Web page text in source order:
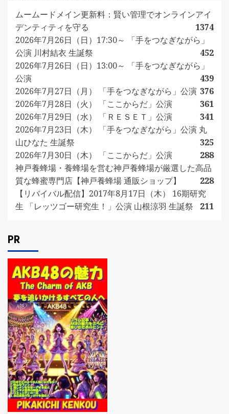
ムームードメイン更新料：賢い管理でオンラインアイ
デンティティを守る
1374
2026年7月26日（日）17:30～ 「手をつなぎながら」
公演 川村結衣 生誕祭
452
2026年7月26日（日）13:00～ 「手をつなぎながら」
公演
439
2026年7月27日（月） 「手をつなぎながら」公演 376
2026年7月28日（火） 「ここからだ」公演
361
2026年7月29日（水） 「ＲＥＳＥＴ」公演
341
2026年7月23日（木） 「手をつなぎながら」公演 丸
山ひなた 生誕祭
325
2026年7月30日（木） 「ここからだ」公演
288
神戸養蜂場・養蜂場を営む神戸養蜂場が厳選した高品
質な蜂蜜専門店【神戸養蜂場 通販ショップ】
228
【リバイバル配信】2017年8月17日（木） 16期研究
生 「レッツゴー研究生！」公演 山根涼羽 生誕祭
211
PR